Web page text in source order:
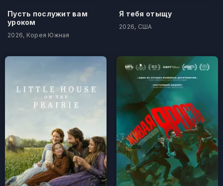
Пусть послужит вам
уроком
2026, Корея Южная
Я тебя отыщу
2026, США